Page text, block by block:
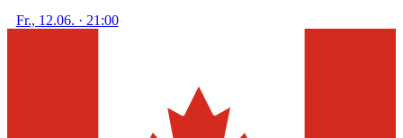
Fr., 12.06. · 21:00